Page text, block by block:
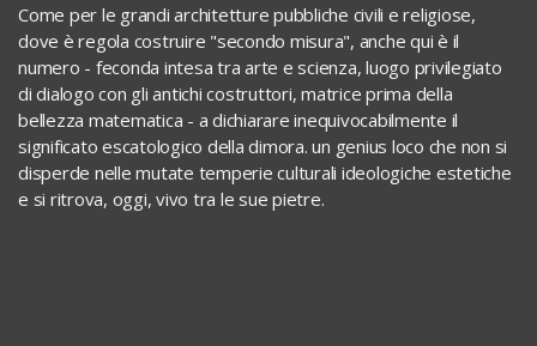
Come per le grandi architetture pubbliche civili e religiose,
dove è regola costruire "secondo misura", anche qui è il
numero - feconda intesa tra arte e scienza, luogo privilegiato
di dialogo con gli antichi costruttori, matrice prima della
bellezza matematica - a dichiarare inequivocabilmente il
significato escatologico della dimora. un genius loco che non si
disperde nelle mutate temperie culturali ideologiche estetiche
e si ritrova, oggi, vivo tra le sue pietre.